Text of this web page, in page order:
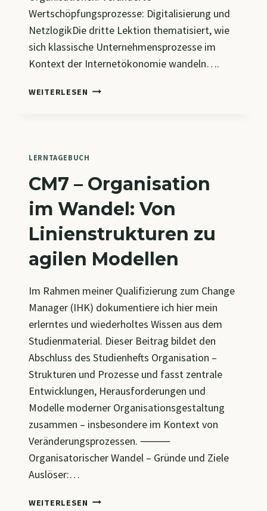
Wertschöpfungsprozesse: Digitalisierung und
NetzlogikDie dritte Lektion thematisiert, wie
sich klassische Unternehmensprozesse im
Kontext der Internetökonomie wandeln….
WEITERLESEN CM9
&
IN
VERNETZTEN
WIRTSCHAFT
LERNTAGEBUCH
CM7 – Organisation
im Wandel: Von
Linienstrukturen zu
agilen Modellen
Im Rahmen meiner Qualifizierung zum Change
Manager (IHK) dokumentiere ich hier mein
erlerntes und wiederholtes Wissen aus dem
Studienmaterial. Dieser Beitrag bildet den
Abschluss des Studienhefts Organisation –
Strukturen und Prozesse und fasst zentrale
Entwicklungen, Herausforderungen und
Modelle moderner Organisationsgestaltung
zusammen – insbesondere im Kontext von
Veränderungsprozessen. ⸻
Organisatorischer Wandel – Gründe und Ziele
Auslöser:…
WEITERLESEN CM7